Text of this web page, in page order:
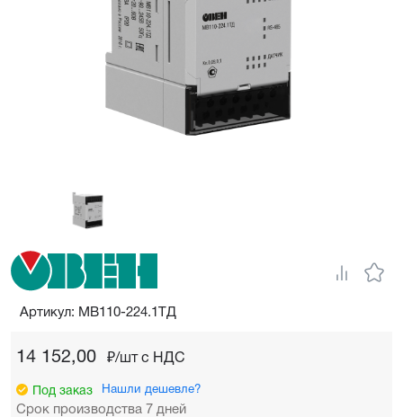
14 152,00 ₽/шт c НДС
Под заказ Нашли дешевле?
Срок производства 7 дней
Артикул: МВ110-224.1ТД